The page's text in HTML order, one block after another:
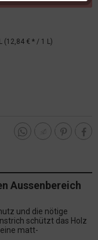
(12,84 € * / 1 L)
Aussenbereich
und die nötige
schützt das Holz
matt-